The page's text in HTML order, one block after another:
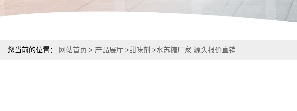
您当前的位置： 网站首页 > 产品展厅 >甜味剂 >水苏糖厂家 源头报价直销